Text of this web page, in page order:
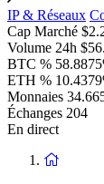
IP & Réseaux
Cap Marché
Volume 24h
BTC %
ETH %
Monnaies
Échanges 204
En direct